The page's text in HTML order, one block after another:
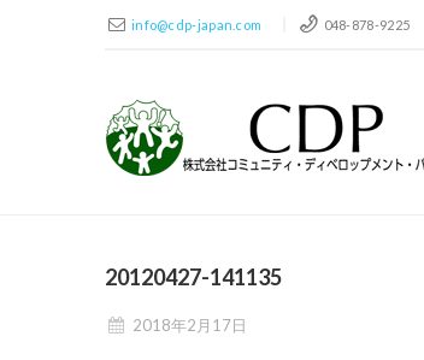
info@cdp-japan.com 048-878-9225
20120427-141135
2018年2月17日